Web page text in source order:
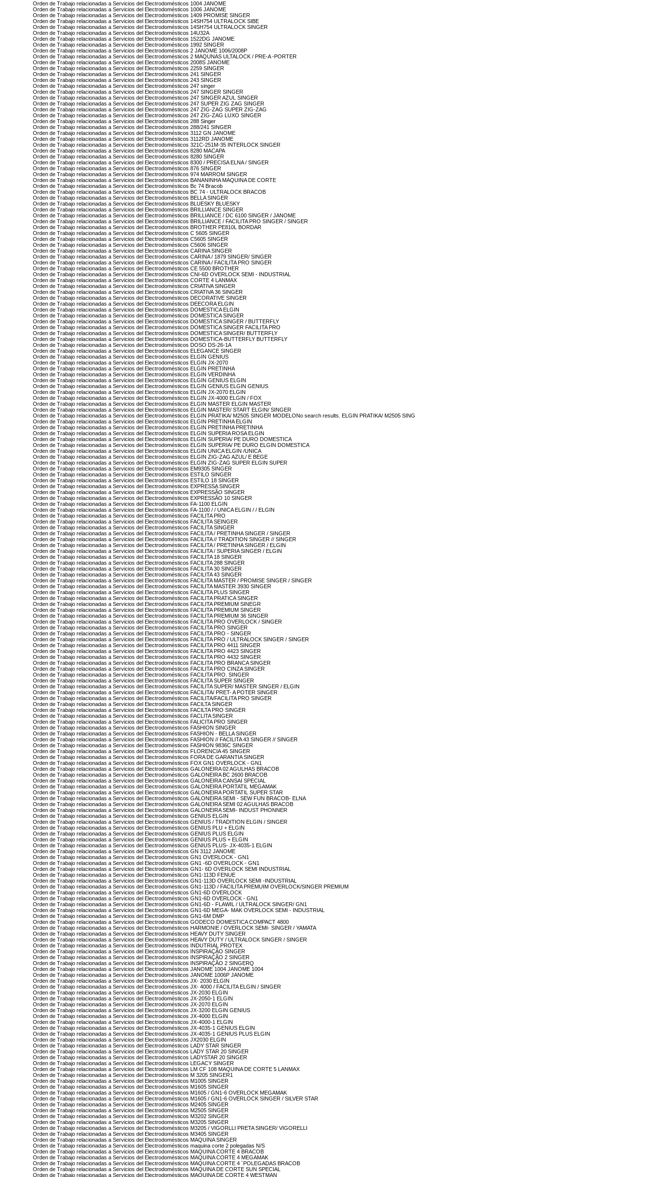
Orden de Trabajo relacionadas a Servicios del Electrodomésticos 1004 JANOME
Orden de Trabajo relacionadas a Servicios del Electrodomésticos 1006 JANOME
Orden de Trabajo relacionadas a Servicios del Electrodomésticos 1409 PROMISE SINGER
Orden de Trabajo relacionadas a Servicios del Electrodomésticos 14SH754 ULTRALOCK SIBE
Orden de Trabajo relacionadas a Servicios del Electrodomésticos 14SH754 ULTRALOCK SINGER
Orden de Trabajo relacionadas a Servicios del Electrodomésticos 14U32A
Orden de Trabajo relacionadas a Servicios del Electrodomésticos 1522DG JANOME
Orden de Trabajo relacionadas a Servicios del Electrodomésticos 1992 SINGER
Orden de Trabajo relacionadas a Servicios del Electrodomésticos 2 JANOME 1006/2008P
Orden de Trabajo relacionadas a Servicios del Electrodomésticos 2 MAQUNAS ULTALOCK / PRE-A -PORTER
Orden de Trabajo relacionadas a Servicios del Electrodomésticos 2008S JANOME
Orden de Trabajo relacionadas a Servicios del Electrodomésticos 2259 SINGER
Orden de Trabajo relacionadas a Servicios del Electrodomésticos 241 SINGER
Orden de Trabajo relacionadas a Servicios del Electrodomésticos 243 SINGER
Orden de Trabajo relacionadas a Servicios del Electrodomésticos 247 singer
Orden de Trabajo relacionadas a Servicios del Electrodomésticos 247 SINGER SINGER
Orden de Trabajo relacionadas a Servicios del Electrodomésticos 247 SINGER AZUL SINGER
Orden de Trabajo relacionadas a Servicios del Electrodomésticos 247 SUPER ZIG ZAG SINGER
Orden de Trabajo relacionadas a Servicios del Electrodomésticos 247 ZIG-ZAG SUPER ZIG-ZAG
Orden de Trabajo relacionadas a Servicios del Electrodomésticos 247 ZIG-ZAG LUXO SINGER
Orden de Trabajo relacionadas a Servicios del Electrodomésticos 288 Singer
Orden de Trabajo relacionadas a Servicios del Electrodomésticos 288/241 SINGER
Orden de Trabajo relacionadas a Servicios del Electrodomésticos 3112 GN JANOME
Orden de Trabajo relacionadas a Servicios del Electrodomésticos 3112RD JANOME
Orden de Trabajo relacionadas a Servicios del Electrodomésticos 321C-251M-35 INTERLOCK SINGER
Orden de Trabajo relacionadas a Servicios del Electrodomésticos 8280 MACAPA
Orden de Trabajo relacionadas a Servicios del Electrodomésticos 8280 SINGER
Orden de Trabajo relacionadas a Servicios del Electrodomésticos 8300 / PRECISA ELNA / SINGER
Orden de Trabajo relacionadas a Servicios del Electrodomésticos 876 SINGER
Orden de Trabajo relacionadas a Servicios del Electrodomésticos 974 MARROM SINGER
Orden de Trabajo relacionadas a Servicios del Electrodomésticos BANANINHA MAQUINA DE CORTE
Orden de Trabajo relacionadas a Servicios del Electrodomésticos Bc 74 Bracob
Orden de Trabajo relacionadas a Servicios del Electrodomésticos BC 74 - ULTRALOCK BRACOB
Orden de Trabajo relacionadas a Servicios del Electrodomésticos BELLA SINGER
Orden de Trabajo relacionadas a Servicios del Electrodomésticos BLUESKY BLUESKY
Orden de Trabajo relacionadas a Servicios del Electrodomésticos BRILLIANCE SINGER
Orden de Trabajo relacionadas a Servicios del Electrodomésticos BRILLIANCE / DC 6100 SINGER / JANOME
Orden de Trabajo relacionadas a Servicios del Electrodomésticos BRILLIANCE / FACILITA PRO SINGER / SINGER
Orden de Trabajo relacionadas a Servicios del Electrodomésticos BROTHER PE810L BORDAR
Orden de Trabajo relacionadas a Servicios del Electrodomésticos C 5605 SINGER
Orden de Trabajo relacionadas a Servicios del Electrodomésticos C5605 SINGER
Orden de Trabajo relacionadas a Servicios del Electrodomésticos C5606 SINGER
Orden de Trabajo relacionadas a Servicios del Electrodomésticos CARINA SINGER
Orden de Trabajo relacionadas a Servicios del Electrodomésticos CARINA / 1879 SINGER/ SINGER
Orden de Trabajo relacionadas a Servicios del Electrodomésticos CARINA / FACILITA PRO SINGER
Orden de Trabajo relacionadas a Servicios del Electrodomésticos CE 5500 BROTHER
Orden de Trabajo relacionadas a Servicios del Electrodomésticos CNI-6D OVERLOCK SEMI - INDUSTRIAL
Orden de Trabajo relacionadas a Servicios del Electrodomésticos CORTE 4 LANMAX
Orden de Trabajo relacionadas a Servicios del Electrodomésticos CRIATIVA SINGER
Orden de Trabajo relacionadas a Servicios del Electrodomésticos CRIATIVA 36 SINGER
Orden de Trabajo relacionadas a Servicios del Electrodomésticos DECORATIVE SINGER
Orden de Trabajo relacionadas a Servicios del Electrodomésticos DEECORA ELGIN
Orden de Trabajo relacionadas a Servicios del Electrodomésticos DOMESTICA ELGIN
Orden de Trabajo relacionadas a Servicios del Electrodomésticos DOMESTICA SINGER
Orden de Trabajo relacionadas a Servicios del Electrodomésticos DOMESTICA SINGER / BUTTERFLY
Orden de Trabajo relacionadas a Servicios del Electrodomésticos DOMESTICA SINGER FACILITA PRO
Orden de Trabajo relacionadas a Servicios del Electrodomésticos DOMESTICA SINGER/ BUTTERFLY
Orden de Trabajo relacionadas a Servicios del Electrodomésticos DOMESTICA-BUTTERFLY BUTTERFLY
Orden de Trabajo relacionadas a Servicios del Electrodomésticos DOSO DS-26-1A
Orden de Trabajo relacionadas a Servicios del Electrodomésticos ELEGANCE SINGER
Orden de Trabajo relacionadas a Servicios del Electrodomésticos ELGIN GENIUS
Orden de Trabajo relacionadas a Servicios del Electrodomésticos ELGIN JX-2070
Orden de Trabajo relacionadas a Servicios del Electrodomésticos ELGIN PRETINHA
Orden de Trabajo relacionadas a Servicios del Electrodomésticos ELGIN VERDINHA
Orden de Trabajo relacionadas a Servicios del Electrodomésticos ELGIN GENIUS ELGIN
Orden de Trabajo relacionadas a Servicios del Electrodomésticos ELGIN GENIUS ELGIN GENIUS
Orden de Trabajo relacionadas a Servicios del Electrodomésticos ELGIN JX-2070 ELGIN
Orden de Trabajo relacionadas a Servicios del Electrodomésticos ELGIN JX-4000 ELGIN / FOX
Orden de Trabajo relacionadas a Servicios del Electrodomésticos ELGIN MASTER ELGIN MASTER
Orden de Trabajo relacionadas a Servicios del Electrodomésticos ELGIN MASTER/ START ELGIN/ SINGER
Orden de Trabajo relacionadas a Servicios del Electrodomésticos ELGIN PRATIKA/ M2505 SINGER MODELONo search results. ELGIN PRATIKA/ M2505 SING
Orden de Trabajo relacionadas a Servicios del Electrodomésticos ELGIN PRETINHA ELGIN
Orden de Trabajo relacionadas a Servicios del Electrodomésticos ELGIN PRETINHA PRETINHA
Orden de Trabajo relacionadas a Servicios del Electrodomésticos ELGIN SUPERIA ROSA ELGIN
Orden de Trabajo relacionadas a Servicios del Electrodomésticos ELGIN SUPERIA/ PE DURO DOMESTICA
Orden de Trabajo relacionadas a Servicios del Electrodomésticos ELGIN SUPERIA/ PE DURO ELGIN DOMESTICA
Orden de Trabajo relacionadas a Servicios del Electrodomésticos ELGIN UNICA ELGIN /UNICA
Orden de Trabajo relacionadas a Servicios del Electrodomésticos ELGIN ZIG-ZAG AZUL/ E BEGE
Orden de Trabajo relacionadas a Servicios del Electrodomésticos ELGIN ZIG-ZAG SUPER ELGIN SUPER
Orden de Trabajo relacionadas a Servicios del Electrodomésticos EM9305 SINGER
Orden de Trabajo relacionadas a Servicios del Electrodomésticos ESTILO SINGER
Orden de Trabajo relacionadas a Servicios del Electrodomésticos ESTILO 18 SINGER
Orden de Trabajo relacionadas a Servicios del Electrodomésticos EXPRESSA SINGER
Orden de Trabajo relacionadas a Servicios del Electrodomésticos EXPRESSÃO SINGER
Orden de Trabajo relacionadas a Servicios del Electrodomésticos EXPRESSÃO 10 SINGER
Orden de Trabajo relacionadas a Servicios del Electrodomésticos FA-1100 ELGIN
Orden de Trabajo relacionadas a Servicios del Electrodomésticos FA-1100 / / UNICA ELGIN / / ELGIN
Orden de Trabajo relacionadas a Servicios del Electrodomésticos FACILITA PRO
Orden de Trabajo relacionadas a Servicios del Electrodomésticos FACILITA SEINGER
Orden de Trabajo relacionadas a Servicios del Electrodomésticos FACILITA SINGER
Orden de Trabajo relacionadas a Servicios del Electrodomésticos FACILITA / PRETINHA SINGER / SINGER
Orden de Trabajo relacionadas a Servicios del Electrodomésticos FACILITA // TRADITION SINGER // SINGER
Orden de Trabajo relacionadas a Servicios del Electrodomésticos FACILITA / PRETINHA SINGER / ELGIN
Orden de Trabajo relacionadas a Servicios del Electrodomésticos FACILITA / SUPERIA SINGER / ELGIN
Orden de Trabajo relacionadas a Servicios del Electrodomésticos FACILITA 18 SINGER
Orden de Trabajo relacionadas a Servicios del Electrodomésticos FACILITA 288 SINGER
Orden de Trabajo relacionadas a Servicios del Electrodomésticos FACILITA 30 SINGER
Orden de Trabajo relacionadas a Servicios del Electrodomésticos FACILITA 43 SINGER
Orden de Trabajo relacionadas a Servicios del Electrodomésticos FACILITA MASTER / PROMISE SINGER / SINGER
Orden de Trabajo relacionadas a Servicios del Electrodomésticos FACILITA MASTER 3930 SINGER
Orden de Trabajo relacionadas a Servicios del Electrodomésticos FACILITA PLUS SINGER
Orden de Trabajo relacionadas a Servicios del Electrodomésticos FACILITA PRATICA SINGER
Orden de Trabajo relacionadas a Servicios del Electrodomésticos FACILITA PREMIUM SINEGR
Orden de Trabajo relacionadas a Servicios del Electrodomésticos FACILITA PREMIUM SINGER
Orden de Trabajo relacionadas a Servicios del Electrodomésticos FACILITA PREMIUM 36 SINGER
Orden de Trabajo relacionadas a Servicios del Electrodomésticos FACILITA PRO OVERLOCK / SINGER
Orden de Trabajo relacionadas a Servicios del Electrodomésticos FACILITA PRO SINGER
Orden de Trabajo relacionadas a Servicios del Electrodomésticos FACILITA PRO - SINGER
Orden de Trabajo relacionadas a Servicios del Electrodomésticos FACILITA PRO / ULTRALOCK SINGER / SINGER
Orden de Trabajo relacionadas a Servicios del Electrodomésticos FACILITA PRO 4411 SINGER
Orden de Trabajo relacionadas a Servicios del Electrodomésticos FACILITA PRO 4423 SINGER
Orden de Trabajo relacionadas a Servicios del Electrodomésticos FACILITA PRO 4432 SINGER
Orden de Trabajo relacionadas a Servicios del Electrodomésticos FACILITA PRO BRANCA SINGER
Orden de Trabajo relacionadas a Servicios del Electrodomésticos FACILITA PRO CINZA SINGER
Orden de Trabajo relacionadas a Servicios del Electrodomésticos FACILITA PRO. SINGER
Orden de Trabajo relacionadas a Servicios del Electrodomésticos FACILITA SUPER SINGER
Orden de Trabajo relacionadas a Servicios del Electrodomésticos FACILITA SUPER/ MASTER SINGER / ELGIN
Orden de Trabajo relacionadas a Servicios del Electrodomésticos FACILITA/ PRET- A POTER SINGER
Orden de Trabajo relacionadas a Servicios del Electrodomésticos FACILITA/FACILITA PRO SINGER
Orden de Trabajo relacionadas a Servicios del Electrodomésticos FACILTA SINGER
Orden de Trabajo relacionadas a Servicios del Electrodomésticos FACILTA PRO SINGER
Orden de Trabajo relacionadas a Servicios del Electrodomésticos FACLITA SINGER
Orden de Trabajo relacionadas a Servicios del Electrodomésticos FALICITA PRO SINGER
Orden de Trabajo relacionadas a Servicios del Electrodomésticos FASHION SINGER
Orden de Trabajo relacionadas a Servicios del Electrodomésticos FASHION - BELLA SINGER
Orden de Trabajo relacionadas a Servicios del Electrodomésticos FASHION // FACILITA 43 SINGER // SINGER
Orden de Trabajo relacionadas a Servicios del Electrodomésticos FASHION 9836C SINGER
Orden de Trabajo relacionadas a Servicios del Electrodomésticos FLORENCIA 45 SINGER
Orden de Trabajo relacionadas a Servicios del Electrodomésticos FORA DE GARANTIA SINGER
Orden de Trabajo relacionadas a Servicios del Electrodomésticos FOX GN1 OVERLOCK - GN1
Orden de Trabajo relacionadas a Servicios del Electrodomésticos GALONEIRA 02 AGULHAS BRACOB
Orden de Trabajo relacionadas a Servicios del Electrodomésticos GALONEIRA BC 2600 BRACOB
Orden de Trabajo relacionadas a Servicios del Electrodomésticos GALONEIRA CANSAI SPECIAL
Orden de Trabajo relacionadas a Servicios del Electrodomésticos GALONEIRA PORTATIL MEGAMAK
Orden de Trabajo relacionadas a Servicios del Electrodomésticos GALONEIRA PORTATIL SUPER STAR
Orden de Trabajo relacionadas a Servicios del Electrodomésticos GALONEIRA SEMI - SEW FUN BRACOB- ELNA
Orden de Trabajo relacionadas a Servicios del Electrodomésticos GALONEIRA SEMI 02 AGULHAS BRACOB
Orden de Trabajo relacionadas a Servicios del Electrodomésticos GALONEIRA SEMI- INDUST PHONNER
Orden de Trabajo relacionadas a Servicios del Electrodomésticos GENIUS ELGIN
Orden de Trabajo relacionadas a Servicios del Electrodomésticos GENIUS / TRADITION ELGIN / SINGER
Orden de Trabajo relacionadas a Servicios del Electrodomésticos GENIUS PLU + ELGIN
Orden de Trabajo relacionadas a Servicios del Electrodomésticos GENIUS PLUS ELGIN
Orden de Trabajo relacionadas a Servicios del Electrodomésticos GENIUS PLUS + ELGIN
Orden de Trabajo relacionadas a Servicios del Electrodomésticos GENIUS PLUS- JX-4035-1 ELGIN
Orden de Trabajo relacionadas a Servicios del Electrodomésticos GN 3112 JANOME
Orden de Trabajo relacionadas a Servicios del Electrodomésticos GN1 OVERLOCK - GN1
Orden de Trabajo relacionadas a Servicios del Electrodomésticos GN1 -6D OVERLOCK - GN1
Orden de Trabajo relacionadas a Servicios del Electrodomésticos GN1- 6D OVERLOCK SEMI INDUSTRIAL
Orden de Trabajo relacionadas a Servicios del Electrodomésticos GN1-113D FENUE
Orden de Trabajo relacionadas a Servicios del Electrodomésticos GN1-113D OVERLOCK SEMI -INDUSTRIAL
Orden de Trabajo relacionadas a Servicios del Electrodomésticos GN1-113D / FACILITA PREMUIM OVERLOCK/SINGER PREMIUM
Orden de Trabajo relacionadas a Servicios del Electrodomésticos GN1-6D OVERLOCK
Orden de Trabajo relacionadas a Servicios del Electrodomésticos GN1-6D OVERLOCK - GN1
Orden de Trabajo relacionadas a Servicios del Electrodomésticos GN1-6D - FLAWIL / ULTRALOCK SINGER/ GN1
Orden de Trabajo relacionadas a Servicios del Electrodomésticos GN1-6D MEGA- MAK OVERLOCK SEMI - INDUSTRIAL
Orden de Trabajo relacionadas a Servicios del Electrodomésticos GN1-6M DMP
Orden de Trabajo relacionadas a Servicios del Electrodomésticos GODECO DOMESTICA COMPACT 4800
Orden de Trabajo relacionadas a Servicios del Electrodomésticos HARMONIE / OVERLOCK SEMI- SINGER / YAMATA
Orden de Trabajo relacionadas a Servicios del Electrodomésticos HEAVY DUTY SINGER
Orden de Trabajo relacionadas a Servicios del Electrodomésticos HEAVY DUTY / ULTRALOCK SINGER / SINGER
Orden de Trabajo relacionadas a Servicios del Electrodomésticos INDUTRIAL PROTEX
Orden de Trabajo relacionadas a Servicios del Electrodomésticos INSPIRAÇÃO SINGER
Orden de Trabajo relacionadas a Servicios del Electrodomésticos INSPIRAÇÃO 2 SINGER
Orden de Trabajo relacionadas a Servicios del Electrodomésticos INSPIRAÇÃO 2 SINGERQ
Orden de Trabajo relacionadas a Servicios del Electrodomésticos JANOME 1004 JANOME 1004
Orden de Trabajo relacionadas a Servicios del Electrodomésticos JANOME 1006P JANOME
Orden de Trabajo relacionadas a Servicios del Electrodomésticos JX- 2030 ELGIN
Orden de Trabajo relacionadas a Servicios del Electrodomésticos JX- 4000 / FACILITA ELGIN / SINGER
Orden de Trabajo relacionadas a Servicios del Electrodomésticos JX-2030 ELGIN
Orden de Trabajo relacionadas a Servicios del Electrodomésticos JX-2050-1 ELGIN
Orden de Trabajo relacionadas a Servicios del Electrodomésticos JX-2070 ELGIN
Orden de Trabajo relacionadas a Servicios del Electrodomésticos JX-3200 ELGIN GENIUS
Orden de Trabajo relacionadas a Servicios del Electrodomésticos JX-4000 ELGIN
Orden de Trabajo relacionadas a Servicios del Electrodomésticos JX-4000-1 ELGIN
Orden de Trabajo relacionadas a Servicios del Electrodomésticos JX-4035-1 GENIUS ELGIN
Orden de Trabajo relacionadas a Servicios del Electrodomésticos JX-4035-1 GENIUS PLUS ELGIN
Orden de Trabajo relacionadas a Servicios del Electrodomésticos JX2030 ELGIN
Orden de Trabajo relacionadas a Servicios del Electrodomésticos LADY STAR SINGER
Orden de Trabajo relacionadas a Servicios del Electrodomésticos LADY STAR 20 SINGER
Orden de Trabajo relacionadas a Servicios del Electrodomésticos LADYSTAR 20 SINGER
Orden de Trabajo relacionadas a Servicios del Electrodomésticos LEGACY SINGER
Orden de Trabajo relacionadas a Servicios del Electrodomésticos LM CF 108 MAQUINA DE CORTE 5 LANMAX
Orden de Trabajo relacionadas a Servicios del Electrodomésticos M 3205 SINGER1
Orden de Trabajo relacionadas a Servicios del Electrodomésticos M1005 SINGER
Orden de Trabajo relacionadas a Servicios del Electrodomésticos M1605 SINGER
Orden de Trabajo relacionadas a Servicios del Electrodomésticos M1605 / GN1-6 OVERLOCK MEGAMAK
Orden de Trabajo relacionadas a Servicios del Electrodomésticos M1605 / GN1-6 OVERLOCK SINGER / SILVER STAR
Orden de Trabajo relacionadas a Servicios del Electrodomésticos M2405 SINGER
Orden de Trabajo relacionadas a Servicios del Electrodomésticos M2505 SINGER
Orden de Trabajo relacionadas a Servicios del Electrodomésticos M3202 SINGER
Orden de Trabajo relacionadas a Servicios del Electrodomésticos M3205 SINGER
Orden de Trabajo relacionadas a Servicios del Electrodomésticos M3205 / VIGORLLI PRETA SINGER/ VIGORELLI
Orden de Trabajo relacionadas a Servicios del Electrodomésticos M3405 SINGER
Orden de Trabajo relacionadas a Servicios del Electrodomésticos MAQUINA SINGER
Orden de Trabajo relacionadas a Servicios del Electrodomésticos maquina corte 2 polegadas N/S
Orden de Trabajo relacionadas a Servicios del Electrodomésticos MAQUINA CORTE 4 BRACOB
Orden de Trabajo relacionadas a Servicios del Electrodomésticos MAQUINA CORTE 4 MEGAMAK
Orden de Trabajo relacionadas a Servicios del Electrodomésticos MAQUINA CORTE 4 ´POLEGADAS BRACOB
Orden de Trabajo relacionadas a Servicios del Electrodomésticos MAQUINA DE CORTE SUN SPECIAL
Orden de Trabajo relacionadas a Servicios del Electrodomésticos MAQUINA DE CORTE 4 WESTMAN